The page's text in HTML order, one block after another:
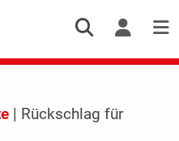
| Rückschlag für